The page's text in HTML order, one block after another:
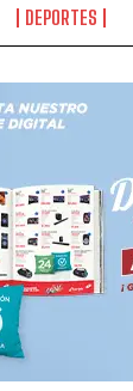
DEPORTES